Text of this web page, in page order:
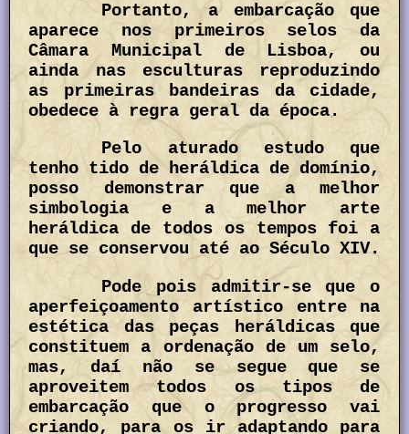
Portanto, a embarcação que
aparece nos primeiros selos da
Câmara Municipal de Lisboa, ou
ainda nas esculturas reproduzindo
as primeiras bandeiras da cidade,
obedece à regra geral da época.
Pelo aturado estudo que
tenho tido de heráldica de domínio,
posso demonstrar que a melhor
simbologia e a melhor arte
heráldica de todos os tempos foi a
que se conservou até ao Século XIV.
Pode pois admitir-se que o
aperfeiçoamento artístico entre na
estética das peças heráldicas que
constituem a ordenação de um selo,
mas, daí não se segue que se
aproveitem todos os tipos de
embarcação que o progresso vai
criando, para os ir adaptando para